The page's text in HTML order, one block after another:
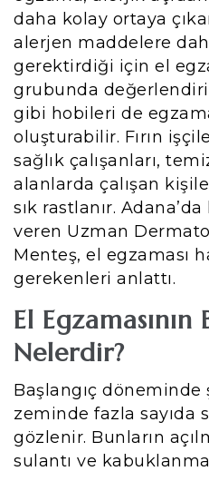
daha kolay ortaya
alerjen maddelere
gerektirdiği için el
grubunda
gibi hobileri de
oluşturabilir. Fırın
sağlık çalışanları,
alanlarda çalışan
sık rastlanır.
veren Uzman
Menteş, el egzaması
gerekenleri anlattı.
El
Nelerdir?
Başlangıç döneminde
zeminde fazla sayıda
gözlenir. Bunların
sulantı ve